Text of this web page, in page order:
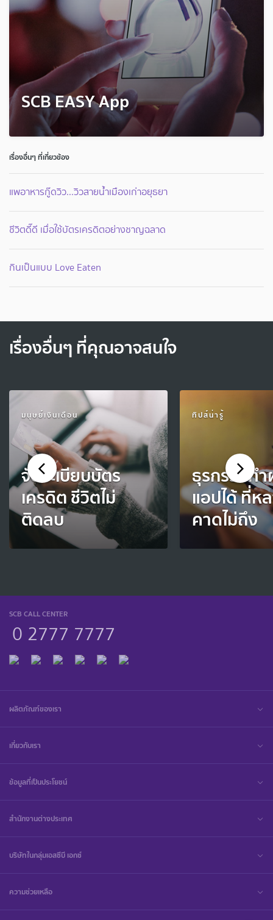
SCB EASY App
เรื่องอื่นๆ ที่เกี่ยวข้อง
แพอาหารกู๊ดวิว...วิวสายน้ำเมืองเก่าอยุธยา
ชีวิตดี๊ดี เมื่อใช้บัตรเครดิตอย่างชาญฉลาด
กินเป็นแบบ Love Eaten
เรื่องอื่นๆ ที่คุณอาจสนใจ
มนุษย์เงินเดือน
จัดระเบียบบัตร
เครดิต ชีวิตไม่
ติดลบ
ทิปส์น่ารู้
ธุรกรรมท
แอปได้ ที่ห
คาดไม่ถึง
SCB CALL CENTER
0 2777 7777
ผลิตภัณฑ์ของเรา
เกี่ยวกับเรา
ข้อมูลที่เป็นประโยชน์
สำนักงานต่างประเทศ
บริษัทในกลุ่มเอสซีบี เอกซ์
ความช่วยเหลือ